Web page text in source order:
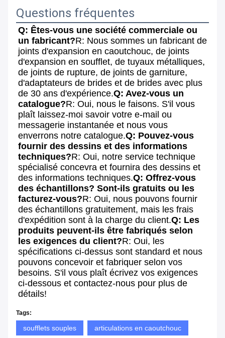
Questions fréquentes
Q: Êtes-vous une société commerciale ou
un fabricant?R: Nous sommes un fabricant de
joints d'expansion en caoutchouc, de joints
d'expansion en soufflet, de tuyaux métalliques,
de joints de rupture, de joints de garniture,
d'adaptateurs de brides et de brides avec plus
de 30 ans d'expérience.Q: Avez-vous un
catalogue?R: Oui, nous le faisons. S'il vous
plaît laissez-moi savoir votre e-mail ou
messagerie instantanée et nous vous
enverrons notre catalogue.Q: Pouvez-vous
fournir des dessins et des informations
techniques?R: Oui, notre service technique
spécialisé concevra et fournira des dessins et
des informations techniques.Q: Offrez-vous
des échantillons? Sont-ils gratuits ou les
facturez-vous?R: Oui, nous pouvons fournir
des échantillons gratuitement, mais les frais
d'expédition sont à la charge du client.Q: Les
produits peuvent-ils être fabriqués selon
les exigences du client?R: Oui, les
spécifications ci-dessus sont standard et nous
pouvons concevoir et fabriquer selon vos
besoins. S'il vous plaît écrivez vos exigences
ci-dessous et contactez-nous pour plus de
détails!
Tags:
soufflets souples articulations en caoutchouc